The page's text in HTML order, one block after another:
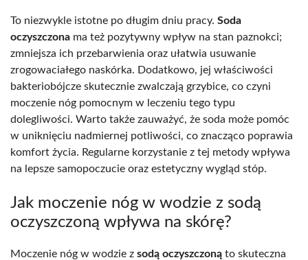
To niezwykle istotne po długim dniu pracy. Soda
oczyszczona ma też pozytywny wpływ na stan paznokci;
zmniejsza ich przebarwienia oraz ułatwia usuwanie
zrogowaciałego naskórka. Dodatkowo, jej właściwości
bakteriobójcze skutecznie zwalczają grzybice, co czyni
moczenie nóg pomocnym w leczeniu tego typu
dolegliwości. Warto także zauważyć, że soda może pomóc
w uniknięciu nadmiernej potliwości, co znacząco poprawia
komfort życia. Regularne korzystanie z tej metody wpływa
na lepsze samopoczucie oraz estetyczny wygląd stóp.
Jak moczenie nóg w wodzie z sodą
oczyszczoną wpływa na skórę?
Moczenie nóg w wodzie z sodą oczyszczoną to skuteczna